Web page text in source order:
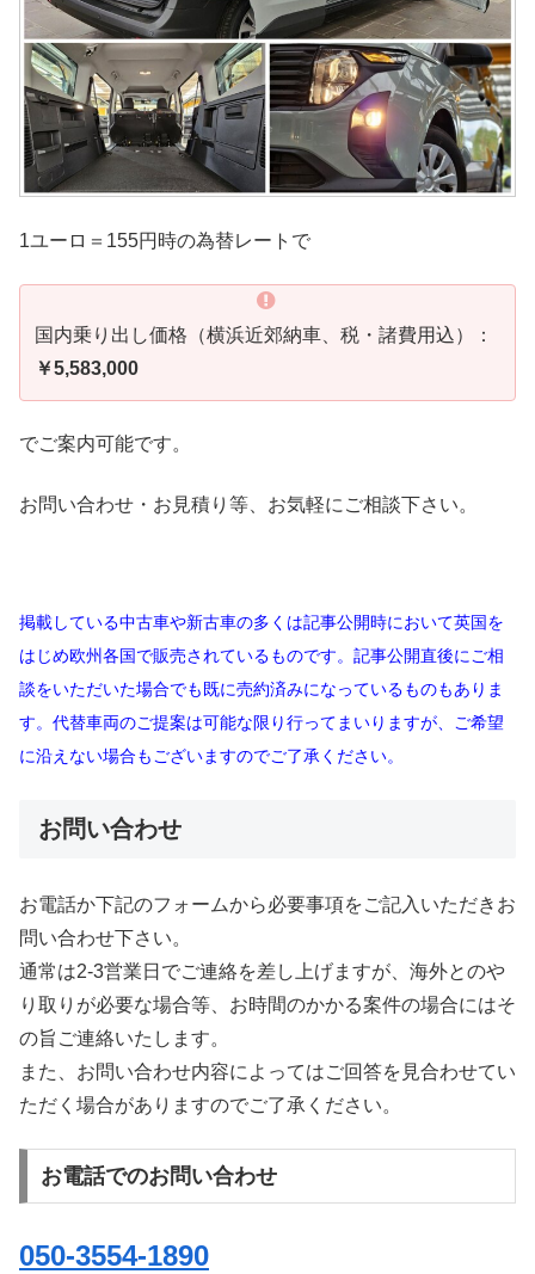
1ユーロ＝155円時の為替レートで
国内乗り出し価格（横浜近郊納車、税・諸費用込）：
￥5,583,000
でご案内可能です。
お問い合わせ・お見積り等、お気軽にご相談下さい。
掲載している中古車や新古車の多くは記事公開時において英国を
はじめ欧州各国で販売されているものです。記事公開直後にご相
談をいただいた場合でも既に売約済みになっているものもありま
す。代替車両のご提案は可能な限り行ってまいりますが、ご希望
に沿えない場合もございますのでご了承ください。
お問い合わせ
お電話か下記のフォームから必要事項をご記入いただきお
問い合わせ下さい。
通常は2-3営業日でご連絡を差し上げますが、海外とのや
り取りが必要な場合等、お時間のかかる案件の場合にはそ
の旨ご連絡いたします。
また、お問い合わせ内容によってはご回答を見合わせてい
ただく場合がありますのでご了承ください。
お電話でのお問い合わせ
050-3554-1890